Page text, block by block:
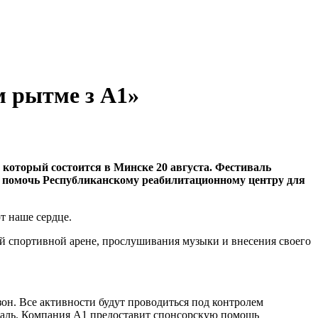
рытме з А1»
состоится в Минске 20 августа. Фестиваль
Республиканскому реабилитационному центру для
наше сердце.
арене, прослушивания музыки и внесения своего
Все активности будут проводиться под контролем
Компания А1 предоставит спонсорскую помощь